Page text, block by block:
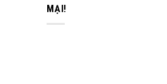
MẠI!